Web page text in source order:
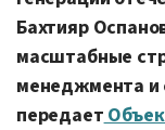
Бахтияр
масштабные
менеджмента и
передает